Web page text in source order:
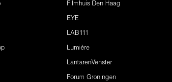
Filmhuis Den Haag
EYE
LAB111
Lumière
LantarenVenster
Forum Groningen